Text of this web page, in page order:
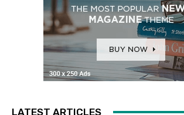
LATEST ARTICLES